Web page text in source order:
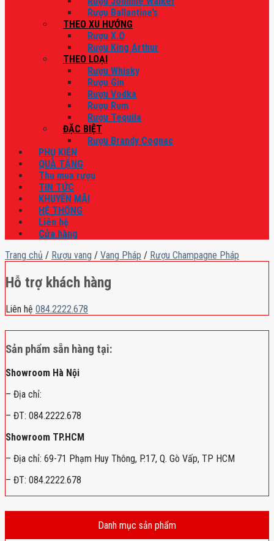
Rượu Ballantine’s
THEO XU HƯỚNG
Rượu X.O
Rượu King Arthur
THEO LOẠI
Rượu Whisky
Rượu Gin
Rượu Vodka
Rượu Rum
Rượu Tequila
ĐẶC BIỆT
Rượu Brandy Cognac
PHỤ KIỆN
QUÀ TẶNG
Thu mua rượu
TIN TỨC
KHUYẾN MÃI
HỆ THỐNG
Liên hệ
Cửa hàng
Trang chủ / Rượu vang / Vang Pháp / Rượu Champagne Pháp
Hỗ trợ khách hàng
Liên hệ 084.2222.678
Sản phẩm sẵn hàng tại:
Showroom Hà Nội
– Địa chỉ:
– ĐT: 084.2222.678
Showroom TP.HCM
– Địa chỉ: 69-71 Phạm Huy Thông, P.17, Q. Gò Vấp, TP HCM
– ĐT: 084.2222.678
Danh mục sản phẩm